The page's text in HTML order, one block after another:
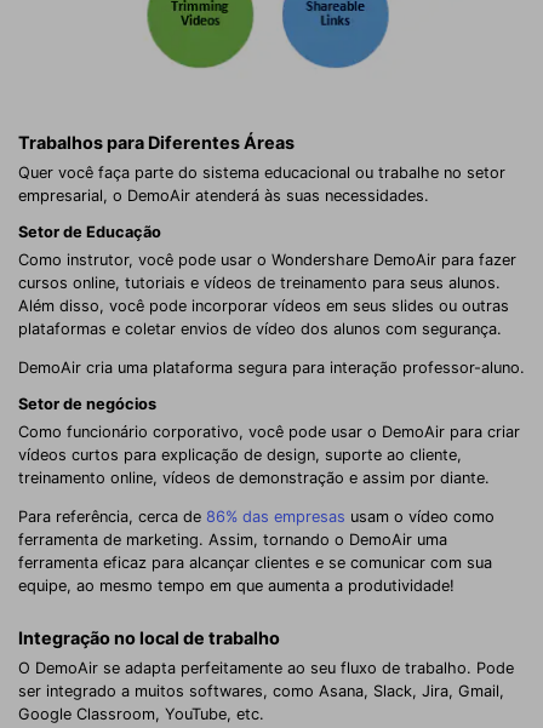
Trabalhos para Diferentes Áreas
Quer você faça parte do sistema educacional ou trabalhe no setor
empresarial, o DemoAir atenderá às suas necessidades.
Setor de Educação
Como instrutor, você pode usar o Wondershare DemoAir para fazer
cursos online, tutoriais e vídeos de treinamento para seus alunos.
Além disso, você pode incorporar vídeos em seus slides ou outras
plataformas e coletar envios de vídeo dos alunos com segurança.
DemoAir cria uma plataforma segura para interação professor-aluno.
Setor de negócios
Como funcionário corporativo, você pode usar o DemoAir para criar
vídeos curtos para explicação de design, suporte ao cliente,
treinamento online, vídeos de demonstração e assim por diante.
Para referência, cerca de 86% das empresas usam o vídeo como
ferramenta de marketing. Assim, tornando o DemoAir uma
ferramenta eficaz para alcançar clientes e se comunicar com sua
equipe, ao mesmo tempo em que aumenta a produtividade!
Integração no local de trabalho
O DemoAir se adapta perfeitamente ao seu fluxo de trabalho. Pode
ser integrado a muitos softwares, como Asana, Slack, Jira, Gmail,
Google Classroom, YouTube, etc.